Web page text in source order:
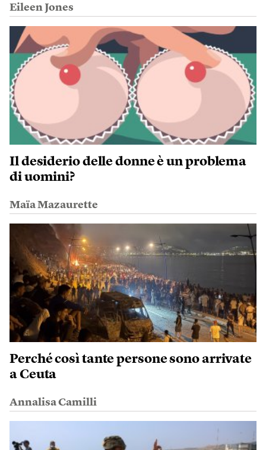
Eileen Jones
Il desiderio delle donne è un problema
di uomini?
Maïa Mazaurette
Perché così tante persone sono arrivate
a Ceuta
Annalisa Camilli